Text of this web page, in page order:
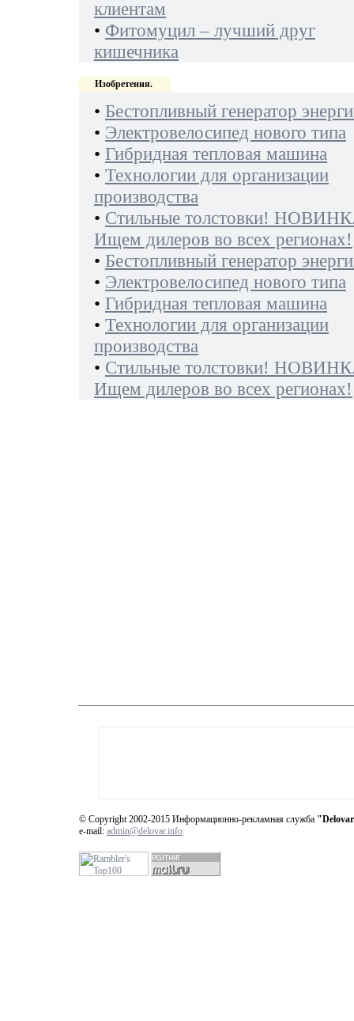
клиентам
• Фитомуцил – лучший друг
кишечника
Изобретения.
• Бестопливный генератор
• Электровелосипед нового типа
• Гибридная тепловая машина
• Технологии для организации
производства
• Стильные толстовки!
Ищем дилеров во всех регионах!
• Бестопливный генератор
• Электровелосипед нового типа
• Гибридная тепловая машина
• Технологии для организации
производства
• Стильные толстовки!
Ищем дилеров во всех регионах!
© Copyright 2002-2015 Информационно-рекламная служба
e-mail: admin@delovar.info